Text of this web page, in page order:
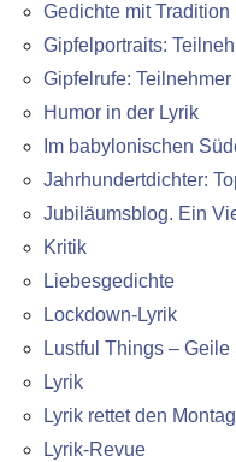
Gedichte mit Tradition
Gipfelportraits:
Gipfelrufe:
Humor in der Lyrik
Im babylonischen
Jahrhundertdichter:
Jubiläumsblog. Ein
Kritik
Liebesgedichte
Lockdown-Lyrik
Lustful Things – Geile
Lyrik
Lyrik rettet den Montag
Lyrik-Revue